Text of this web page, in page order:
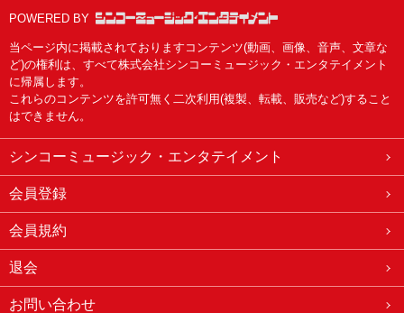
POWERED BY
当ページ内に掲載されておりますコンテンツ(動画、画像、音声、文章な
ど)の権利は、すべて株式会社シンコーミュージック・エンタテイメント
に帰属します。
これらのコンテンツを許可無く二次利用(複製、転載、販売など)すること
はできません。
シンコーミュージック・エンタテイメント
会員登録
会員規約
退会
お問い合わせ